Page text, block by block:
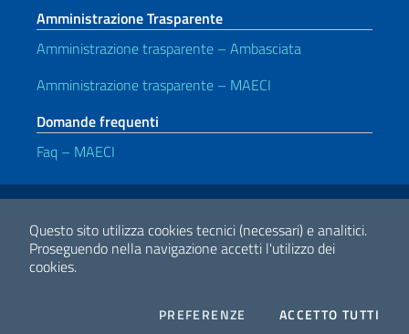
Questo sito utilizza cookies tecnici (necessari) e analitici.
Proseguendo nella navigazione accetti l'utilizzo dei
cookies.
PREFERENZE COOKIESACCETTO TUTTI
Amministrazione Trasparente
Amministrazione trasparente – Ambasciata
Amministrazione trasparente – MAECI
Domande frequenti
Faq – MAECI
Link Utili